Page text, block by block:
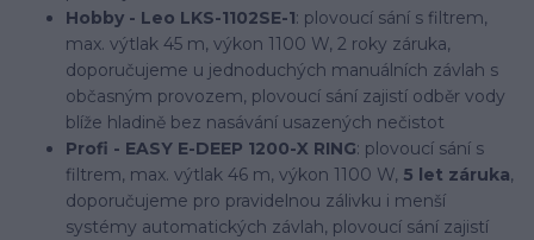
Hobby - Leo LKS-1102SE-1: plovoucí sání s filtrem,
max. výtlak 45 m, výkon 1100 W, 2 roky záruka,
doporučujeme u jednoduchých manuálních závlah s
občasným provozem, plovoucí sání zajistí odběr vody
blíže hladině bez nasávání usazených nečistot
Profi - EASY E-DEEP 1200-X RING: plovoucí sání s
filtrem, max. výtlak 46 m, výkon 1100 W, 5 let záruka,
doporučujeme pro pravidelnou zálivku i menší
systémy automatických závlah, plovoucí sání zajistí